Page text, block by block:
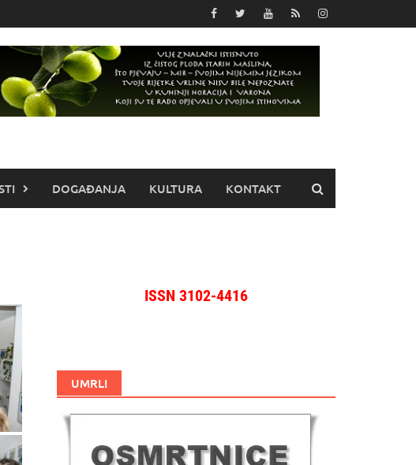
DOGAĐANJA KULTURA KONTAKT
ISSN 3102-4416
UMRLI